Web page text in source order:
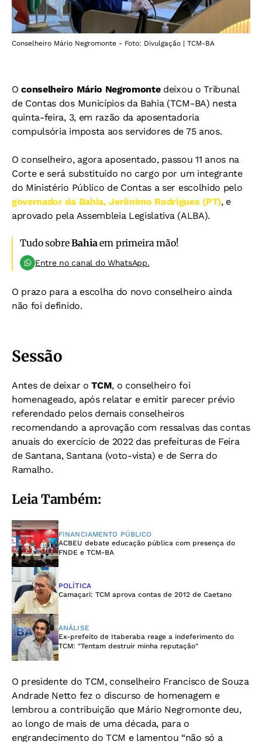
Conselheiro Mário Negromonte - Foto: Divulgação | TCM-BA
Oconselheiro Mário Negromontedeixou o Tribunal
de Contas dos Municípios da Bahia (TCM-BA) nesta
quinta-feira, 3, em razão da aposentadoria
compulsória imposta aos servidores de 75 anos.
O conselheiro, agora aposentado, passou 11 anos na
Corte e será substituído no cargo por um integrante
do Ministério Público de Contas a ser escolhido pelo
governador da Bahia, Jerônimo Rodrigues (PT), e
aprovado pela Assembleia Legislativa (ALBA).
Tudo sobreBahiaem primeira mão!
Entre no canal do WhatsApp.
O prazo para a escolha do novo conselheiro ainda
não foi definido.
Sessão
Antes de deixar oTCM, o conselheiro foi
homenageado, após relatar e emitir parecer prévio
referendado pelos demais conselheiros
recomendando a aprovação com ressalvas das contas
anuais do exercício de 2022 das prefeituras de Feira
de Santana, Santana (voto-vista) e de Serra do
Ramalho.
Leia Também:
FINANCIAMENTO PÚBLICO
ACBEU debate educação pública com presença do
FNDE e TCM-BA
POLÍTICA
Camaçari: TCM aprova contas de 2012 de Caetano
ANÁLISE
Ex-prefeito de Itaberaba reage a indeferimento do
TCM: "Tentam destruir minha reputação"
O presidente do TCM, conselheiro Francisco de Souza
Andrade Netto fez o discurso de homenagem e
lembrou a contribuição que Mário Negromonte deu,
ao longo de mais de uma década, para o
engrandecimento do TCM e lamentou “não só a